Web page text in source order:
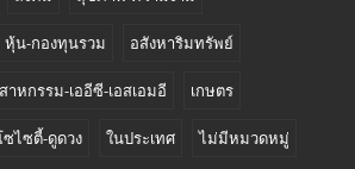
หุ้น-กองทุนรวม อสังหาริมทรัพย์
าหกรรม-เออีซี-เอสเอมอี เกษตร
ไซตี้-ดูดวง ในประเทศ ไม่มีหมวดหมู่